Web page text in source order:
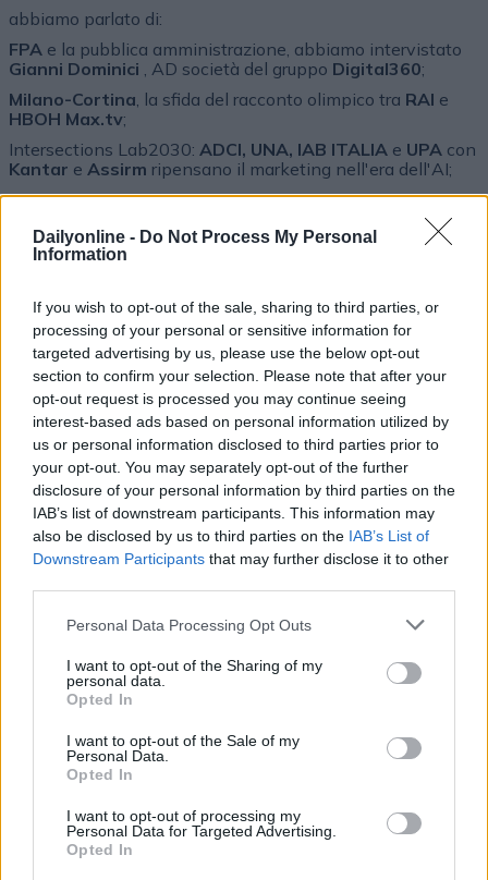
Dailyonline - Do Not Process My Personal
Information
If you wish to opt-out of the sale, sharing to third parties, or
processing of your personal or sensitive information for
targeted advertising by us, please use the below opt-out
section to confirm your selection. Please note that after your
opt-out request is processed you may continue seeing
interest-based ads based on personal information utilized by
us or personal information disclosed to third parties prior to
your opt-out. You may separately opt-out of the further
disclosure of your personal information by third parties on the
IAB’s list of downstream participants. This information may
also be disclosed by us to third parties on the IAB’s List of
Downstream Participants that may further disclose it to other
Personal Data Processing Opt Outs
I want to opt-out of the Sharing of my
personal data.
Opted In
I want to opt-out of the Sale of my
Personal Data.
Opted In
I want to opt-out of processing my
Personal Data for Targeted Advertising.
Opted In
abbiamo parlato di:
FPA e la pubblica amministrazione, abbiamo intervistato
Gianni Dominici , AD società del gruppo Digital360;
Milano-Cortina , la sfida del racconto olimpico tra RAI e
HBOH Max.tv;
Intersections Lab2030: ADCI, UNA, IAB ITALIA e UPA con
Kantar e Assirm ripensano il marketing nell'era dell'AI;
Altri podcast che potrebbero piacerti
PUNTATA
Redazione 01/04/2022
Le evoluzioni dell'adv
video online
PUNTATA
Redazione 30/03/2022
Incontro con MOCA
interactive
Resta connesso
Sei interessato alle nostre iniziative editoriali? Contattaci,
potrai anche richiedere l’invio per 1 mese in promozione
gratuita delle nostre pubblicazioni. I dati che ci fornirai non